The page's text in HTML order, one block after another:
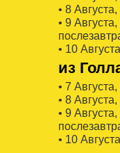
• 8
• 9
• 10
из
• 7
• 8
• 9
• 10